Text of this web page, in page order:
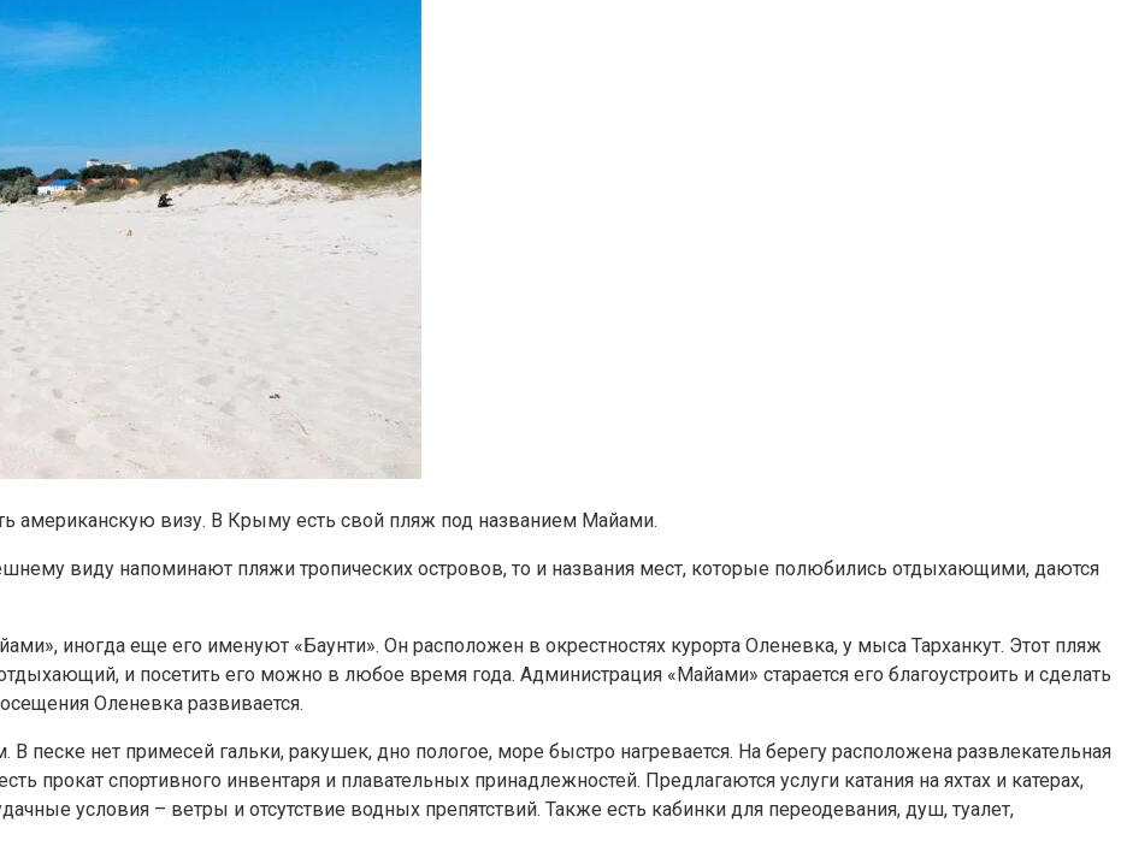
американскую визу. В Крыму есть свой пляж под названием Майами.
виду напоминают пляжи тропических островов, то и названия мест, которые полюбились отдыхающими, даются
иногда еще его именуют «Баунти». Он расположен в окрестностях курорта Оленевка, у мыса Тарханкут. Этот пляж
и посетить его можно в любое время года. Администрация «Майами» старается его благоустроить и сделать
Оленевка развивается.
песке нет примесей гальки, ракушек, дно пологое, море быстро нагревается. На берегу расположена развлекательная
прокат спортивного инвентаря и плавательных принадлежностей. Предлагаются услуги катания на яхтах и катерах,
условия – ветры и отсутствие водных препятствий. Также есть кабинки для переодевания, душ, туалет,